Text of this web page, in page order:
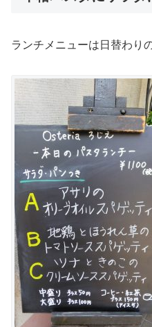
ランチメニューは日替わり